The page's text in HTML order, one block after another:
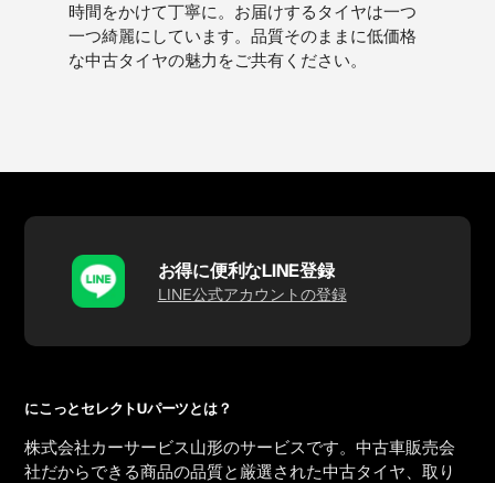
時間をかけて丁寧に。お届けするタイヤは一つ
一つ綺麗にしています。品質そのままに低価格
な中古タイヤの魅力をご共有ください。
お得に便利なLINE登録
LINE公式アカウントの登録
にこっとセレクトUパーツとは？
株式会社カーサービス山形のサービスです。中古車販売会
社だからできる商品の品質と厳選された中古タイヤ、取り